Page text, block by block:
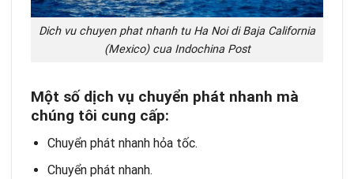
Dich vu chuyen phat nhanh tu Ha Noi di Baja California
(Mexico) cua Indochina Post
Một sốdịch vụ chuyển phát nhanh mà
chúng tôi cung cấp:
Chuyển phát nhanh hỏa tốc.
Chuyển phát nhanh.